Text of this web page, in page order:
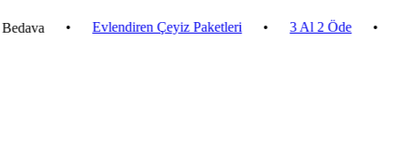
• Evlendiren Çeyiz Paketleri • 3 Al 2 Öde •
2.500